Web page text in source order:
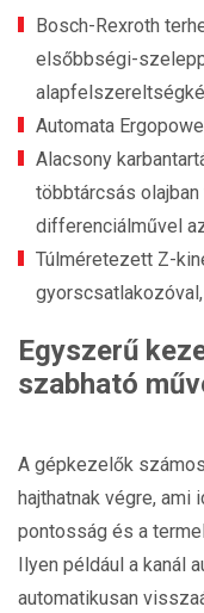
Bosch-Rexroth
elsőbbségi-
Automata
Alacsony
többtárcsás
differenciálművel
Túlméretezett Z-
Egyszerű
szabható
A gépkezelők
hajthatnak végre, ami
pontosság és a
Ilyen például a kanál
automatikusan